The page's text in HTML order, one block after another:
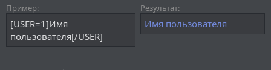
Пример:
[USER=1]Имя
пользователя[/USER]
Результат:
Имя пользователя